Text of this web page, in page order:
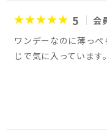
5
会
ワンデーなのに薄っ
じで気に入っています。